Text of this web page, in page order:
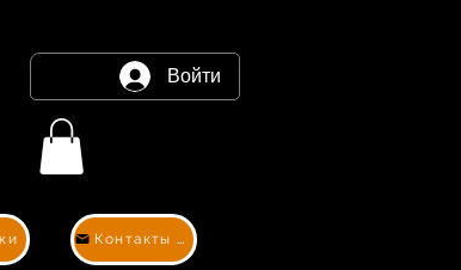
Войти
Контакты и расценки